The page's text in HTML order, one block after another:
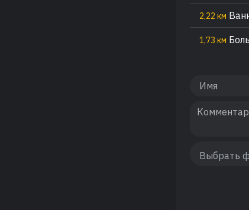
2,22 км
1,73 км